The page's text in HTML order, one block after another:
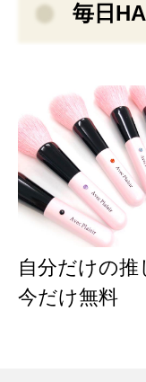
毎日
自分だけの推
今だけ無料